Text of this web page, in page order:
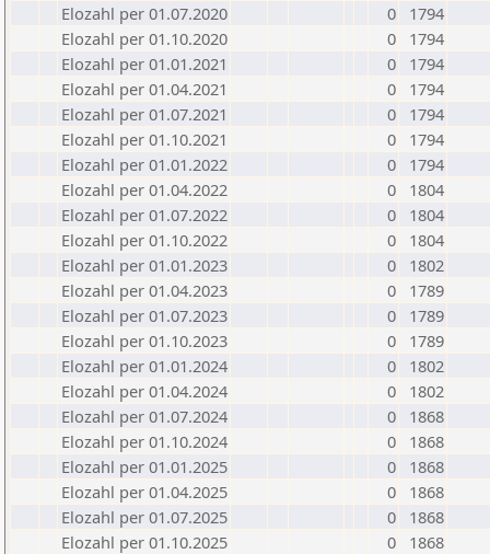
Elozahl per 01.07.2020
0
1794
Elozahl per 01.10.2020
0
1794
Elozahl per 01.01.2021
0
1794
Elozahl per 01.04.2021
0
1794
Elozahl per 01.07.2021
0
1794
Elozahl per 01.10.2021
0
1794
Elozahl per 01.01.2022
0
1794
Elozahl per 01.04.2022
0
1804
Elozahl per 01.07.2022
0
1804
Elozahl per 01.10.2022
0
1804
Elozahl per 01.01.2023
0
1802
Elozahl per 01.04.2023
0
1789
Elozahl per 01.07.2023
0
1789
Elozahl per 01.10.2023
0
1789
Elozahl per 01.01.2024
0
1802
Elozahl per 01.04.2024
0
1802
Elozahl per 01.07.2024
0
1868
Elozahl per 01.10.2024
0
1868
Elozahl per 01.01.2025
0
1868
Elozahl per 01.04.2025
0
1868
Elozahl per 01.07.2025
0
1868
Elozahl per 01.10.2025
0
1868